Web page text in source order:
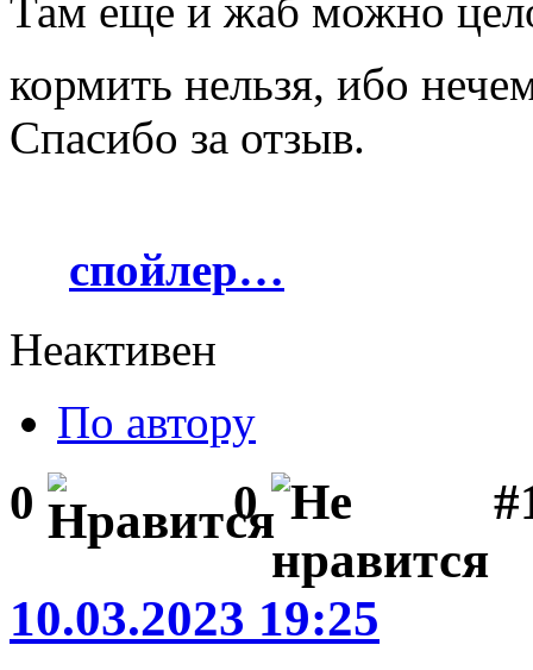
Там еще и жаб можно
кормить нельзя, ибо
Спасибо за отзыв.
спойлер…
Неактивен
По автору
0 0
10.03.2023 19:25